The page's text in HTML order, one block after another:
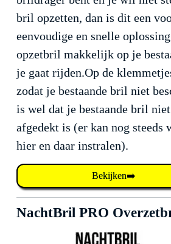
bril opzetten, dan is dit een
eenvoudige en snelle
opzetbril makkelijk op je
je gaat rijden.Op de
zodat je bestaande bril niet
is wel dat je bestaande bril
afgedekt is (er kan nog
hier en daar instralen).
Bekijken➡️
NachtBril PRO